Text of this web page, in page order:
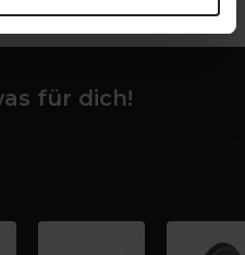
für dich!